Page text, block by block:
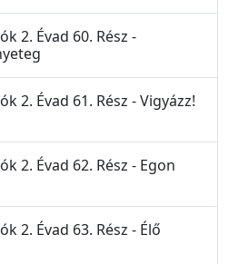
2. Évad 60. Rész -
2. Évad 61. Rész - Vigyázz!
2. Évad 62. Rész - Egon
2. Évad 63. Rész - Élő